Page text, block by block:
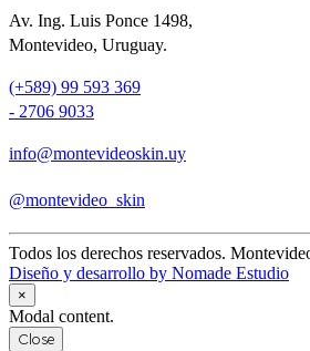
Av. Ing. Luis Ponce 1498,
Montevideo, Uruguay.
(+589) 99 593 369⁠
- 2706 9033⁠
info@montevideoskin.uy
@montevideo_skin
Todos los derechos reservados.
Diseño y desarrollo by Nomade Estudio
×
Modal content.
Close